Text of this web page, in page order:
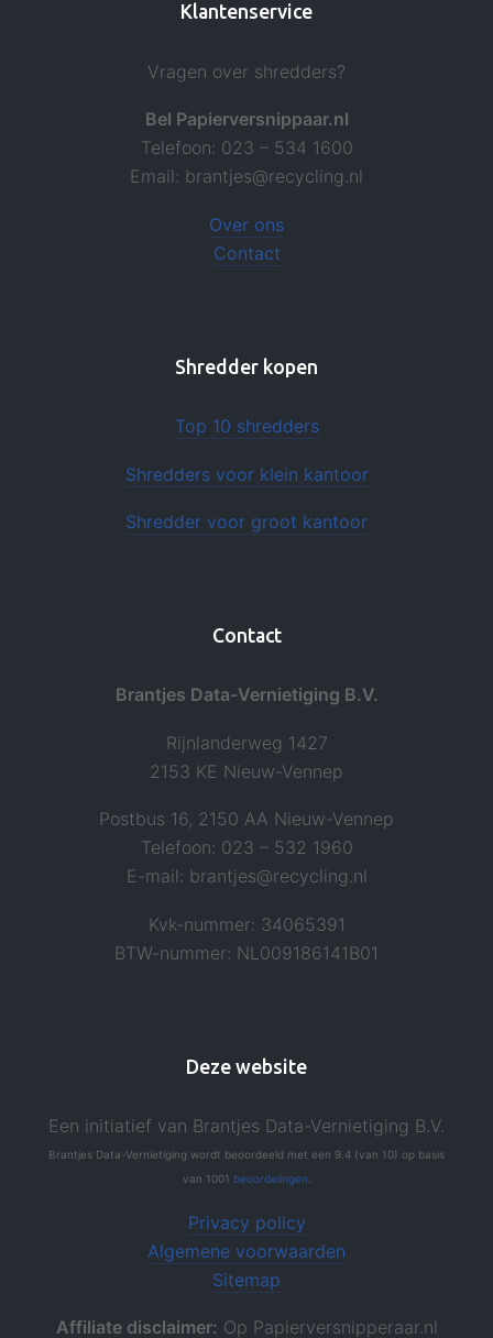
Klantenservice
Vragen over shredders?
Bel Papierversnippaar.nl
Telefoon: 023 – 534 1600
Email: brantjes@recycling.nl
Over ons
Contact
Shredder kopen
Top 10 shredders
Shredders voor klein kantoor
Shredder voor groot kantoor
Contact
Brantjes Data-Vernietiging B.V.
Rijnlanderweg 1427
2153 KE Nieuw-Vennep
Postbus 16, 2150 AA Nieuw-Vennep
Telefoon: 023 – 532 1960
E-mail: brantjes@recycling.nl
Kvk-nummer: 34065391
BTW-nummer: NL009186141B01
Deze website
Een initiatief van Brantjes Data-Vernietiging B.V.
Brantjes Data-Vernietiging wordt beoordeeld met een 9.4 (van 10) op basis
van 1001 beoordelingen
Privacy policy
Algemene voorwaarden
Sitemap
Affiliate disclaimer: Op Papierversnipperaar.nl